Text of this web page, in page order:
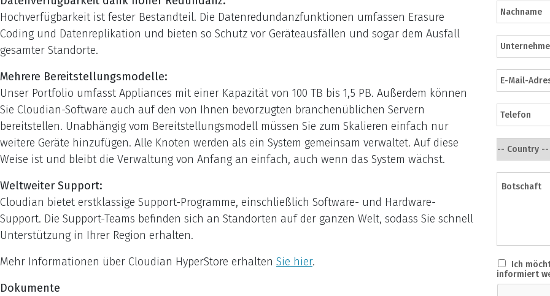
Hochverfügbarkeit ist fester Bestandteil. Die Datenredundanzfunktionen umfassen Erasure
Coding und Datenreplikation und bieten so Schutz vor Geräteausfällen und sogar dem Ausfall
gesamter Standorte.
Mehrere Bereitstellungsmodelle:
Unser Portfolio umfasst Appliances mit einer Kapazität von 100 TB bis 1,5 PB. Außerdem können
Sie Cloudian-Software auch auf den von Ihnen bevorzugten branchenüblichen Servern
bereitstellen. Unabhängig vom Bereitstellungsmodell müssen Sie zum Skalieren einfach nur
weitere Geräte hinzufügen. Alle Knoten werden als ein System gemeinsam verwaltet. Auf diese
Weise ist und bleibt die Verwaltung von Anfang an einfach, auch wenn das System wächst.
Weltweiter Support:
Cloudian bietet erstklassige Support-Programme, einschließlich Software- und Hardware-
Support. Die Support-Teams befinden sich an Standorten auf der ganzen Welt, sodass Sie schnell
Unterstützung in Ihrer Region erhalten.
Mehr Informationen über Cloudian HyperStore erhalten Sie hier.
Dokumente